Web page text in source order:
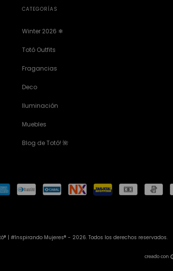
CATEGORÍAS
Winter 2026 ❄︎
Totó Outfits
Fragancias
Deco
Iluminación
Muebles
Blog de Totó! 🌺
| #Inspirando Mujeres® - 2026. Todos los derechos reservados.